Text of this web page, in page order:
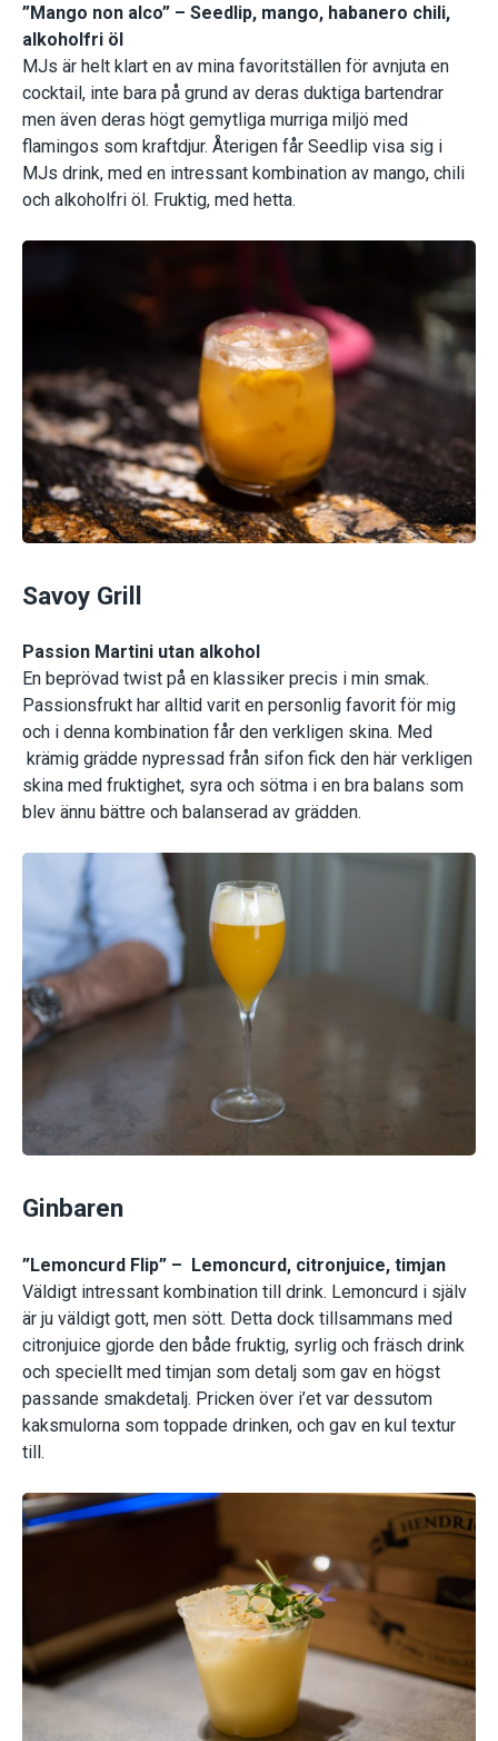
”Mango non alco” – Seedlip, mango, habanero chili,
alkoholfri öl
MJs är helt klart en av mina favoritställen för avnjuta en
cocktail, inte bara på grund av deras duktiga bartendrar
men även deras högt gemytliga murriga miljö med
flamingos som kraftdjur. Återigen får Seedlip visa sig i
MJs drink, med en intressant kombination av mango, chili
och alkoholfri öl. Fruktig, med hetta.
Savoy Grill
Passion Martini utan alkohol
En beprövad twist på en klassiker precis i min smak.
Passionsfrukt har alltid varit en personlig favorit för mig
och i denna kombination får den verkligen skina. Med
krämig grädde nypressad från sifon fick den här verkligen
skina med fruktighet, syra och sötma i en bra balans som
blev ännu bättre och balanserad av grädden.
Ginbaren
”Lemoncurd Flip” – Lemoncurd, citronjuice, timjan
Väldigt intressant kombination till drink. Lemoncurd i själv
är ju väldigt gott, men sött. Detta dock tillsammans med
citronjuice gjorde den både fruktig, syrlig och fräsch drink
och speciellt med timjan som detalj som gav en högst
passande smakdetalj. Pricken över i’et var dessutom
kaksmulorna som toppade drinken, och gav en kul textur
till.